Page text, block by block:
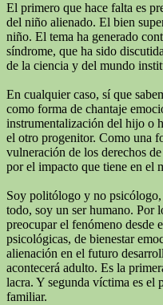
El primero que hace falta es
del niño alienado. El bien
niño. El tema ha generado
síndrome, que ha sido
de la ciencia y del mundo
En cualquier caso, sí que
como forma de chantaje
instrumentalización del hijo o
el otro progenitor. Como una
vulneración de los derechos
por el impacto que tiene en el
Soy politólogo y no
todo, soy un ser humano. Por
preocupar el fenómeno desde
psicológicas, de bienestar
alienación en el futuro
acontecerá adulto. Es la
lacra. Y segunda víctima es el
familiar.